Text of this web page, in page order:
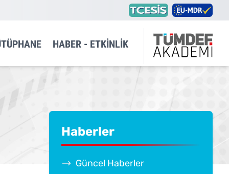
HABER - ETKINLIK
Haberler
Güncel Haberler